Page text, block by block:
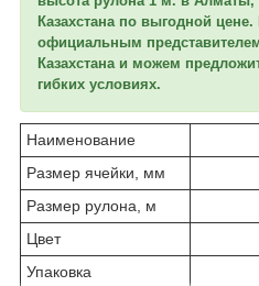
Казахстана по выгодной
официальным
Казахстана и можем
гибких условиях.
Наименование
Размер ячейки, мм
Размер рулона, м
Цвет
Упаковка